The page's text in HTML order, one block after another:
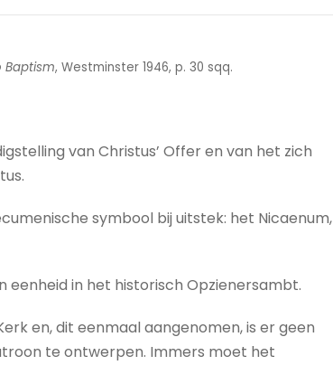
Baptism, Westminster 1946, p. 30 sqq.
van Christus’ Offer en van het zich
symbool bij uitstek: het Nicaenum,
eenheid in het historisch Opzienersambt.
en, dit eenmaal aangenomen, is er geen
te ontwerpen. Immers moet het